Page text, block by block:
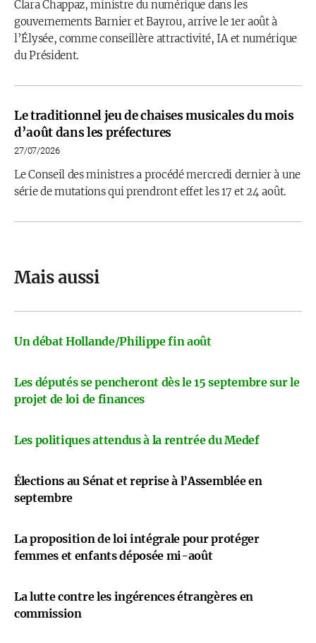
Clara Chappaz, ministre du numérique dans les
gouvernements Barnier et Bayrou, arrive le 1er août à
l’Élysée, comme conseillère attractivité, IA et numérique
du Président.
Le traditionnel jeu de chaises musicales du mois
d’août dans les préfectures
27/07/2026
Le Conseil des ministres a procédé mercredi dernier à une
série de mutations qui prendront effet les 17 et 24 août.
Mais aussi
Un débat Hollande/Philippe fin août
Les députés se pencheront dès le 15 septembre sur le
projet de loi de finances
Les politiques attendus à la rentrée du Medef
Élections au Sénat et reprise à l’Assemblée en
septembre
La proposition de loi intégrale pour protéger
femmes et enfants déposée mi-août
La lutte contre les ingérences étrangères en
commission